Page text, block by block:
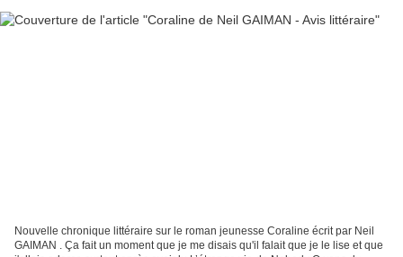
Nouvelle chronique littéraire sur le roman jeunesse Coraline écrit par Neil
GAIMAN . Ça fait un moment que je me disais qu'il falait que je le lise et que